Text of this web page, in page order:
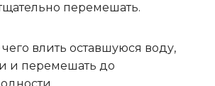
перемешать.
влить оставшуюся воду,
и перемешать до